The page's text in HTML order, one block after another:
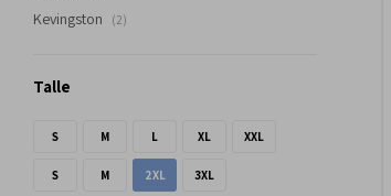
Kevingston (2)
Talle
S M L XL XXL
S M 2XL 3XL